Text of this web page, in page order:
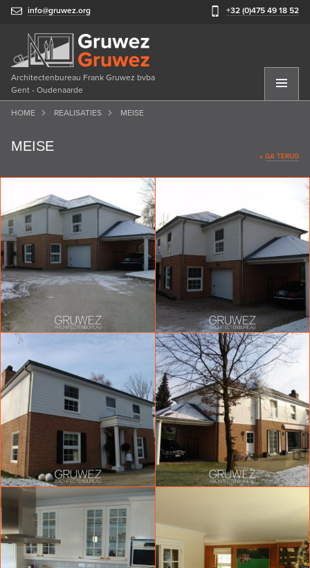
info@gruwez.org +32 (0)475 49 18 52
Architectenbureau Frank Gruwez bvba
Gent - Oudenaarde
HOME REALISATIES MEISE
MEISE
« GA TERUG